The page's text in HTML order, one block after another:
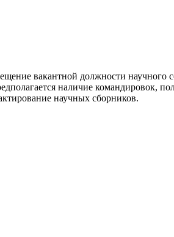
вакантной должности научного
наличие командировок,
научных сборников.